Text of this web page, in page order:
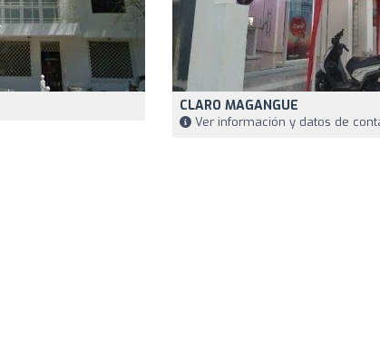
CLARO MAGANGUE
Ver información y datos de